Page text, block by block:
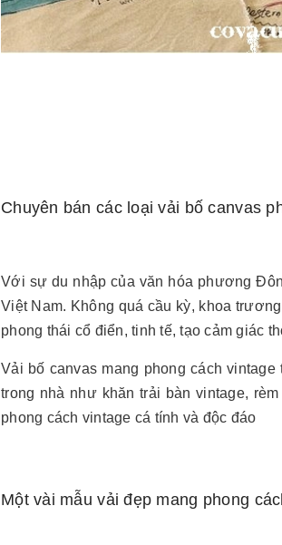
Chuyên bán các loại vải bố canvas
Với sự du nhập của văn hóa phương
Việt Nam. Không quá cầu kỳ, khoa
phong thái cổ điển, tinh tế, tạo cảm giác
Vải bố canvas mang phong cách
trong nhà như khăn trải bàn vintage,
phong cách vintage cá tính và độc đáo
Một vài mẫu vải đẹp mang phong